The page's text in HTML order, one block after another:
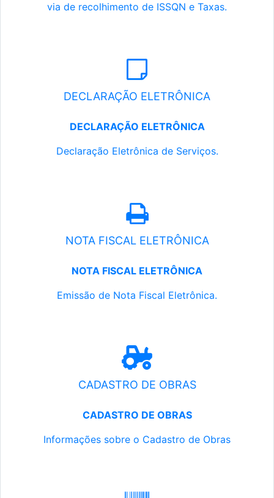
via de recolhimento de ISSQN e Taxas.
DECLARAÇÃO ELETRÔNICA
DECLARAÇÃO ELETRÔNICA
Declaração Eletrônica de Serviços.
NOTA FISCAL ELETRÔNICA
NOTA FISCAL ELETRÔNICA
Emissão de Nota Fiscal Eletrônica.
CADASTRO DE OBRAS
CADASTRO DE OBRAS
Informações sobre o Cadastro de Obras